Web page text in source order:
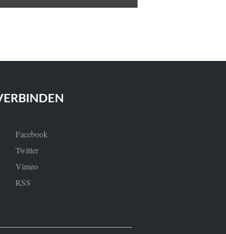
Facebook
Twitter
Vimeo
RSS